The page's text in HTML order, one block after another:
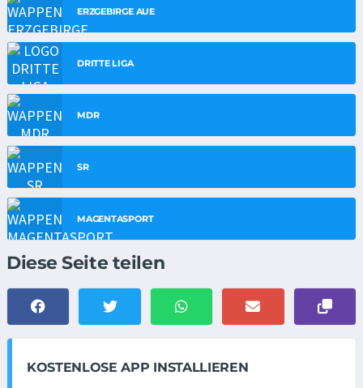
ERZGEBIRGE AUE
DRITTE LIGA
MDR
SR
MAGENTASPORT
Diese Seite teilen
KOSTENLOSE APP INSTALLIEREN